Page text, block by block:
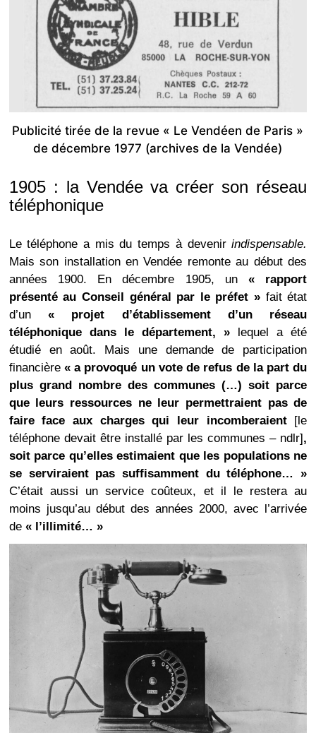
Publicité tirée de la revue « Le Vendéen de Paris »
de décembre 1977 (archives de la Vendée)
1905 : la Vendée va créer son réseau
téléphonique
Le téléphone a mis du temps à devenirindispensable.
Mais son installation en Vendée remonte au début des
années 1900. En décembre 1905, un « rapport
présenté au Conseil général par le préfet » fait état
d’un« projet d’établissement d’un réseau
téléphonique dans le département, » lequel a été
étudié en août. Mais une demande de participation
financière« a provoqué un vote de refus de la part du
plus grand nombre des communes (…) soit parce
que leurs ressources ne leur permettraient pas de
faire face aux charges qui leur incomberaient [le
téléphone devait être installé par les communes – ndlr],
soit parce qu’elles estimaient que les populations ne
se serviraient pas suffisamment du téléphone… »
C’était aussi un service coûteux, et il le restera au
moins jusqu’au début des années 2000, avec l’arrivée
de « l’illimité… »